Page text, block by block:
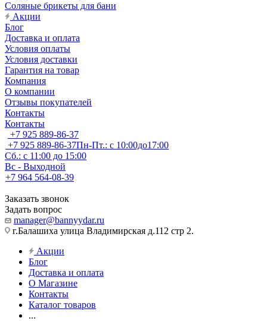
Соляные брикеты для бани
Акции
Блог
Доставка и оплата
Условия оплаты
Условия доставки
Гарантия на товар
Компания
О компании
Отзывы покупателей
Контакты
Контакты
+7 925 889-86-37
+7 925 889-86-37Пн-Пт.: с 10:00до17:00
Сб.: с 11:00 до 15:00
Вс - Выходной
+7 964 564-08-39
Заказать звонок
Задать вопрос
manager@bannyydar.ru
г.Балашиха улица Владимирская д.112 стр 2.
Акции
Блог
Доставка и оплата
О Магазине
Контакты
Каталог товаров
...